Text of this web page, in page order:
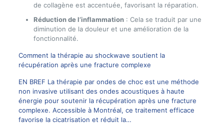
de collagène est accentuée, favorisant la réparation.
Réduction de l’inflammation: Cela se traduit par une
diminution de la douleur et une amélioration de la
fonctionnalité.
Comment la thérapie au shockwave soutient la
récupération après une fracture complexe
EN BREF La thérapie par ondes de choc est une méthode
non invasive utilisant des ondes acoustiques à haute
énergie pour soutenir la récupération après une fracture
complexe. Accessible à Montréal, ce traitement efficace
favorise la cicatrisation et réduit la…